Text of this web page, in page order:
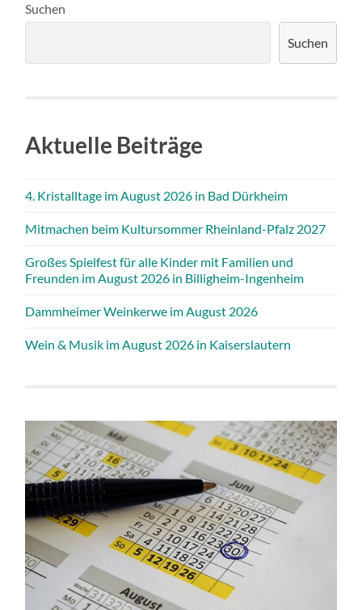
Suchen
Suchen
Aktuelle Beiträge
4. Kristalltage im August 2026 in Bad Dürkheim
Mitmachen beim Kultursommer Rheinland-Pfalz 2027
Großes Spielfest für alle Kinder mit Familien und
Freunden im August 2026 in Billigheim-Ingenheim
Dammheimer Weinkerwe im August 2026
Wein & Musik im August 2026 in Kaiserslautern